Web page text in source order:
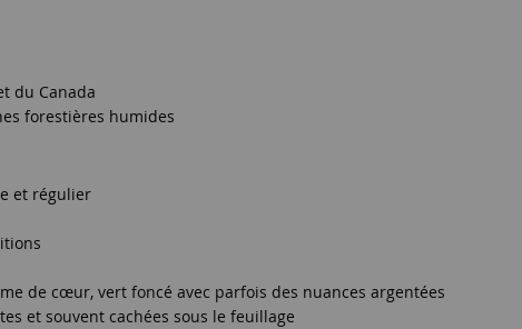
du Canada
forestières humides
et régulier
de cœur, vert foncé avec parfois des nuances argentées
et souvent cachées sous le feuillage